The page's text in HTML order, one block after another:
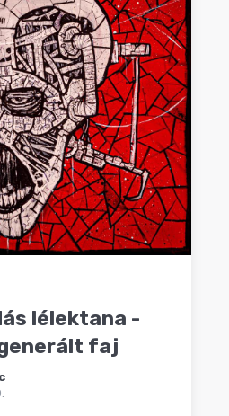
lélektana -
faj